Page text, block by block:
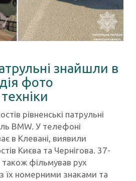
знайшли в
фото
рівненські патрульні
BMW. У телефоні
в Клевані, виявили
Києва та Чернігова. 37-
фільмував рух
з їх номерними знаками та